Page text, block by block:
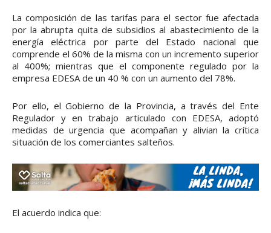
La composición de las tarifas para el sector fue afectada
por la abrupta quita de subsidios al abastecimiento de la
energía eléctrica por parte del Estado nacional que
comprende el 60% de la misma con un incremento superior
al 400%; mientras que el componente regulado por la
empresa EDESA de un 40 % con un aumento del 78%.
Por ello, el Gobierno de la Provincia, a través del Ente
Regulador y en trabajo articulado con EDESA, adoptó
medidas de urgencia que acompañan y alivian la crítica
situación de los comerciantes salteños.
El acuerdo indica que: